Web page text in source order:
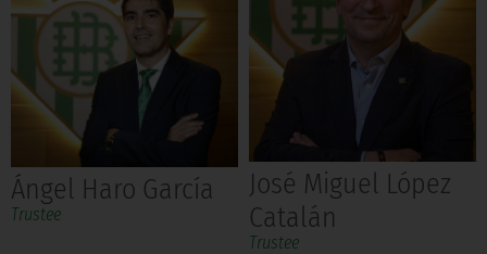
Ángel Haro García
Trustee
José Miguel López
Catalán
Trustee